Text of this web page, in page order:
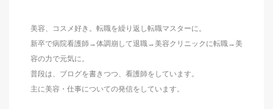
美容、コスメ好き。転職を繰り返し転職マスターに。
新卒で病院看護師→体調崩して退職→美容クリニックに転職→美
容の力で元気に。
普段は、ブログを書きつつ、看護師をしています。
主に美容・仕事についての発信をしています。